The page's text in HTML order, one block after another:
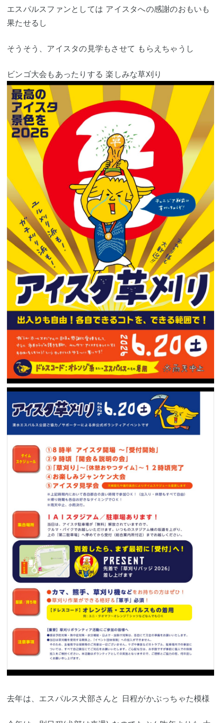
エスパルスファンとしては アイスタへの感謝のおもいも
果たせるし
そうそう、アイスタの見学もさせて もらえちゃうし
ビンゴ大会もあったりする 楽しみな草刈り
去年は、エスパルス犬部さんと 日程がかぶっちゃた模様